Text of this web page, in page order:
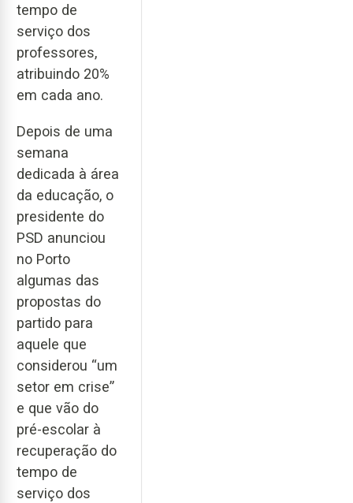
tempo de
serviço dos
professores,
atribuindo 20%
em cada ano.
Depois de uma
semana
dedicada à área
da educação, o
presidente do
PSD anunciou
no Porto
algumas das
propostas do
partido para
aquele que
considerou “um
setor em crise”
e que vão do
pré-escolar à
recuperação do
tempo de
serviço dos